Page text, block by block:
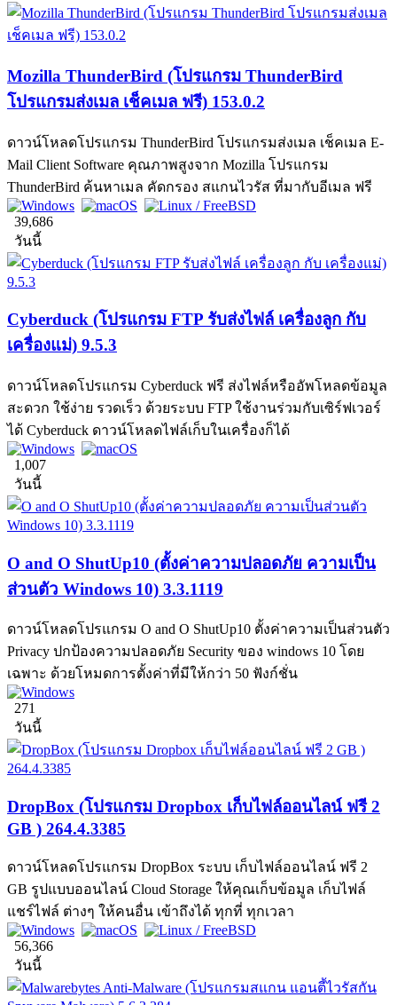
Mozilla ThunderBird (โปรแกรม ThunderBird
โปรแกรมส่งเมล เช็คเมล ฟรี) 153.0.2
ดาวน์โหลดโปรแกรม ThunderBird โปรแกรมส่งเมล เช็คเมล E-
Mail Client Software คุณภาพสูงจาก Mozilla โปรแกรม
ThunderBird ค้นหาเมล คัดกรอง สแกนไวรัส ที่มากับอีเมล ฟรี
39,686
วันนี้
Cyberduck (โปรแกรม FTP รับส่งไฟล์ เครื่องลูก กับ
เครื่องแม่) 9.5.3
ดาวน์โหลดโปรแกรม Cyberduck ฟรี ส่งไฟล์หรืออัพโหลดข้อมูล
สะดวก ใช้ง่าย รวดเร็ว ด้วยระบบ FTP ใช้งานร่วมกับเซิร์ฟเวอร์
ได้ Cyberduck ดาวน์โหลดไฟล์เก็บในเครื่องก็ได้
1,007
วันนี้
O and O ShutUp10 (ตั้งค่าความปลอดภัย ความเป็น
ส่วนตัว Windows 10) 3.3.1119
ดาวน์โหลดโปรแกรม O and O ShutUp10 ตั้งค่าความเป็นส่วนตัว
Privacy ปกป้องความปลอดภัย Security ของ windows 10 โดย
เฉพาะ ด้วยโหมดการตั้งค่าที่มีให้กว่า 50 ฟังก์ชั่น
271
วันนี้
DropBox (โปรแกรม Dropbox เก็บไฟล์ออนไลน์ ฟรี 2
GB ) 264.4.3385
ดาวน์โหลดโปรแกรม DropBox ระบบ เก็บไฟล์ออนไลน์ ฟรี 2
GB รูปแบบออนไลน์ Cloud Storage ให้คุณเก็บข้อมูล เก็บไฟล์
แชร์ไฟล์ ต่างๆ ให้คนอื่น เข้าถึงได้ ทุกที่ ทุกเวลา
56,366
วันนี้